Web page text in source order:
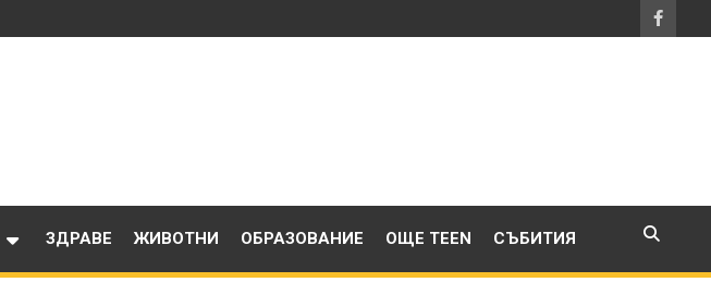
ЗДРАВЕ ЖИВОТНИ ОБРАЗОВАНИЕ ОЩЕ TEEN СЪБИТИЯ